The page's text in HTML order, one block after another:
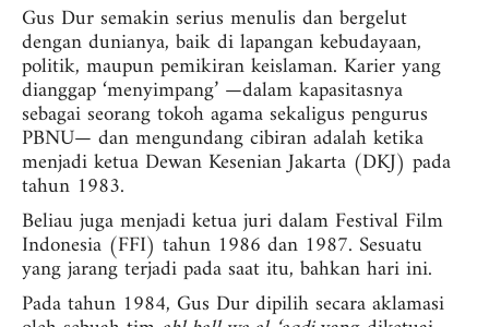
Gus Dur semakin serius menulis dan bergelut
dengan dunianya, baik di lapangan kebudayaan,
politik, maupun pemikiran keislaman. Karier yang
dianggap ‘menyimpang’ —dalam kapasitasnya
sebagai seorang tokoh agama sekaligus pengurus
PBNU— dan mengundang cibiran adalah ketika
menjadi ketua Dewan Kesenian Jakarta (DKJ) pada
tahun 1983.
Beliau juga menjadi ketua juri dalam Festival Film
Indonesia (FFI) tahun 1986 dan 1987. Sesuatu
yang jarang terjadi pada saat itu, bahkan hari ini.
Pada tahun 1984, Gus Dur dipilih secara aklamasi